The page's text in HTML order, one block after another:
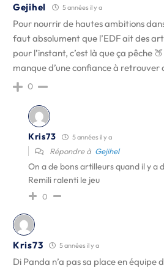
Gejihel 5 années il y a
Pour nourrir de hautes ambitions
faut absolument que l’EDF ait des
pour l’instant, c’est là que ça pêche
manque d’une confiance à retrouver
0
Kris73 5 années il y a
Répondre à Gejihel
On a de bons artilleurs quand il y a
Remili ralenti le jeu
0
Kris73 5 années il y a
Di Panda n’a pas sa place en équipe